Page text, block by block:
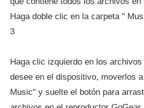
Haga doble clic en la carpeta "
3
Haga clic izquierdo en los archivos
desee en el dispositivo, moverlos
Music" y suelte el botón para